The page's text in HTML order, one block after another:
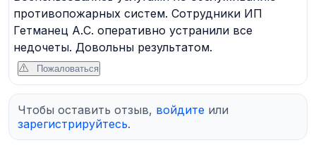
противопожарных систем. Сотрудники ИП
Гетманец А.С. оперативно устранили все
недочеты. Довольны результатом.
Пожаловаться
Чтобы оставить отзыв, войдите или
зарегистрируйтесь.